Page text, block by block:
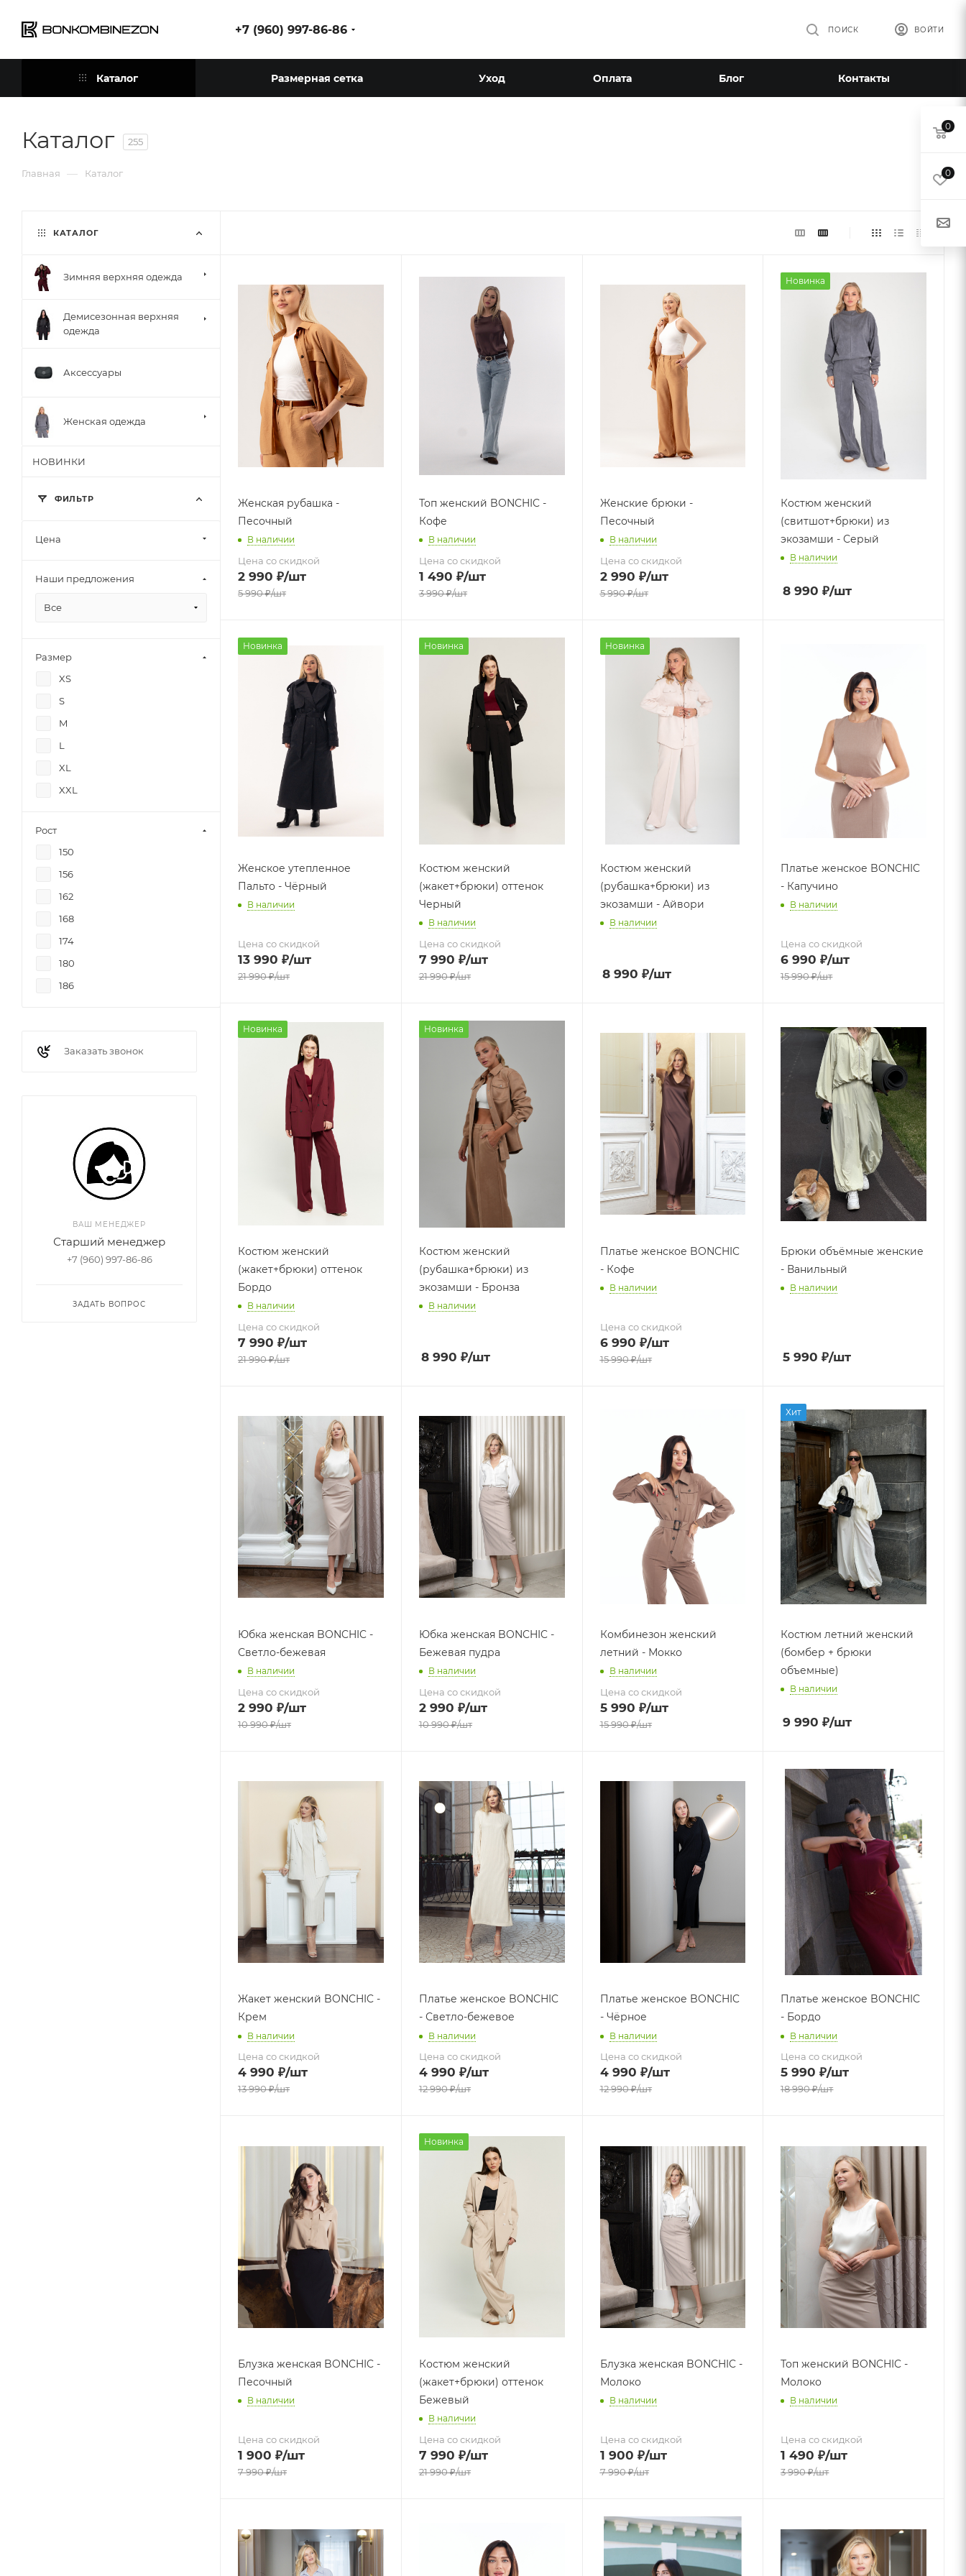
+7 (960) 997-86-86 ВОЙТИ
ПОИСК
Каталог Размерная сетка Уход Оплата Блог Контакты
Каталог 255
Главная — Каталог
Женская рубашка -
Песочный
В наличии
Цена со скидкой
2 990 ₽/шт
5 990₽/шт
Топ женский BONCHIC -
Кофе
В наличии
Цена со скидкой
1 490 ₽/шт
3 990₽/шт
Женские брюки -
Песочный
В наличии
Цена со скидкой
2 990 ₽/шт
5 990₽/шт
Новинка
Костюм женский
(свитшот+брюки) из
экозамши - Серый
В наличии
8 990 ₽/шт
Новинка
Женское утепленное
Пальто - Чёрный
В наличии
Цена со скидкой
13 990 ₽/шт
21 990₽/шт
Новинка
Костюм женский
(жакет+брюки) оттенок
Черный
В наличии
Цена со скидкой
7 990 ₽/шт
21 990₽/шт
Новинка
Костюм женский
(рубашка+брюки) из
экозамши - Айвори
В наличии
8 990 ₽/шт
Платье женское BONCHIC
- Капучино
В наличии
Цена со скидкой
6 990 ₽/шт
15 990₽/шт
Новинка
Костюм женский
(жакет+брюки) оттенок
Бордо
В наличии
Цена со скидкой
7 990 ₽/шт
21 990₽/шт
Новинка
Костюм женский
(рубашка+брюки) из
экозамши - Бронза
В наличии
8 990 ₽/шт
Платье женское BONCHIC
- Кофе
В наличии
Цена со скидкой
6 990 ₽/шт
15 990₽/шт
Брюки объёмные женские
- Ванильный
В наличии
5 990 ₽/шт
Юбка женская BONCHIC -
Светло-бежевая
В наличии
Цена со скидкой
2 990 ₽/шт
10 990₽/шт
Юбка женская BONCHIC -
Бежевая пудра
В наличии
Цена со скидкой
2 990 ₽/шт
10 990₽/шт
Комбинезон женский
летний - Мокко
В наличии
Цена со скидкой
5 990 ₽/шт
15 990₽/шт
Хит
Костюм летний женский
(бомбер + брюки
объемные)
В наличии
9 990 ₽/шт
Жакет женский BONCHIC -
Крем
В наличии
Цена со скидкой
4 990 ₽/шт
13 990₽/шт
Платье женское BONCHIC
- Светло-бежевое
В наличии
Цена со скидкой
4 990 ₽/шт
12 990₽/шт
Платье женское BONCHIC
- Чёрное
В наличии
Цена со скидкой
4 990 ₽/шт
12 990₽/шт
Платье женское BONCHIC
- Бордо
В наличии
Цена со скидкой
5 990 ₽/шт
18 990₽/шт
Блузка женская BONCHIC -
Песочный
В наличии
Цена со скидкой
1 900 ₽/шт
7 990₽/шт
Новинка
Костюм женский
(жакет+брюки) оттенок
Бежевый
В наличии
Цена со скидкой
7 990 ₽/шт
21 990₽/шт
Блузка женская BONCHIC -
Молоко
В наличии
Цена со скидкой
1 900 ₽/шт
7 990₽/шт
Топ женский BONCHIC -
Молоко
В наличии
Цена со скидкой
1 490 ₽/шт
3 990₽/шт
КАТАЛОГ
Зимняя верхняя одежда
Демисезонная верхняя
одежда
Аксессуары
Женская одежда
НОВИНКИ
ФИЛЬТР
Цена
Наши предложения
Все
Размер
XS
S
M
L
XL
XXL
Рост
150
156
162
168
174
180
186
Заказать звонок
ВАШ МЕНЕДЖЕР
Старший менеджер
+7 (960) 997-86-86
ЗАДАТЬ ВОПРОС
0
0